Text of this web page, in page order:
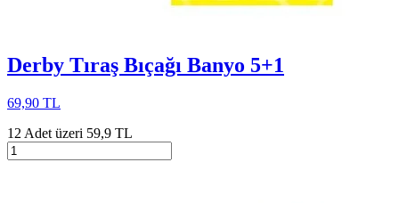
Derby Tıraş Bıçağı Banyo 5+1
69,90 TL
12 Adet üzeri 59,9 TL